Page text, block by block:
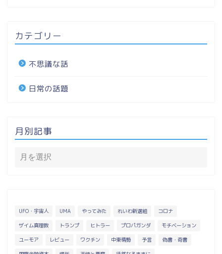
カテゴリー
不思議な話
日常の話題
月別記事
UFO・宇宙人 UMA やってみた れいわ新選組 コロナ
ザイム真理教 トランプ ヒトラー プロパガンダ モチベーション
ユーモア レビュー ワクチン 中東情勢 予言 偽書・奇書